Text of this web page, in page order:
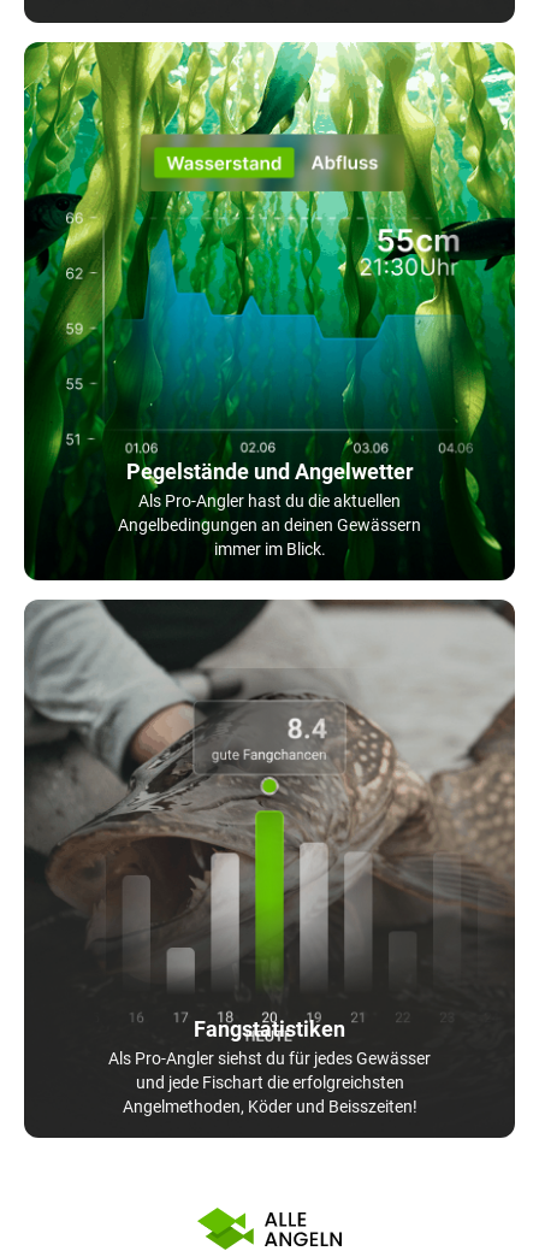
Pegelstände und Angelwetter
Als Pro-Angler hast du die aktuellen
Angelbedingungen an deinen Gewässern
immer im Blick.
Fangstatistiken
Als Pro-Angler siehst du für jedes Gewässer
und jede Fischart die erfolgreichsten
Angelmethoden, Köder und Beisszeiten!